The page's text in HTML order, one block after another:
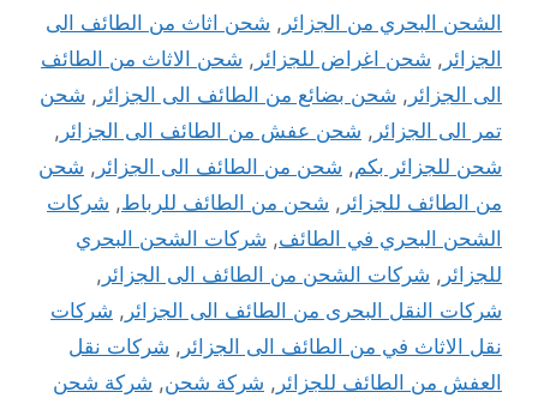
الشحن البحري من الجزائر , شحن اثاث من الطائف الى
الجزائر , شحن اغراض للجزائر , شحن الاثاث من الطائف
الى الجزائر , شحن بضائع من الطائف الى الجزائر , شحن
تمر الى الجزائر , شحن عفش من الطائف الى الجزائر ,
شحن للجزائر بكم, شحن من الطائف الى الجزائر , شحن
من الطائف للجزائر , شحن من الطائف للرباط, شركات
الشحن البحري في الطائف, شركات الشحن البحري
للجزائر , شركات الشحن من الطائف الى الجزائر ,
شركات النقل البحرى من الطائف الى الجزائر , شركات
نقل الاثاث في من الطائف الى الجزائر , شركات نقل
العفش من الطائف للجزائر , شركة شحن, شركة شحن